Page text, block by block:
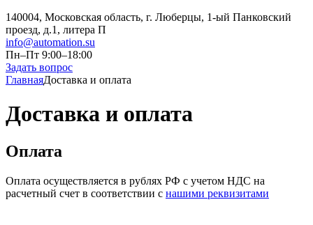
140004, Московская область, г. Люберцы, 1-ый Панковский
проезд, д.1, литера П
info@automation.su
Пн–Пт 9:00–18:00
Задать вопрос
ГлавнаяДоставка и оплата
Доставка и оплата
Оплата
Оплата осуществляется в рублях РФ с учетом НДС на
расчетный счет в соответствии с нашими реквизитами